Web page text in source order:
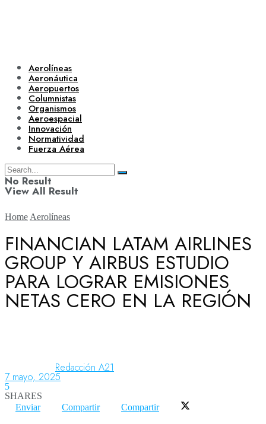
Aerolíneas
Aeronáutica
Aeropuertos
Columnistas
Organismos
Aeroespacial
Innovación
Normatividad
Fuerza Aérea
No Result
View All Result
Aerolíneas
Aeronáutica
Home Aerolíneas
FINANCIAN LATAM AIRLINES
GROUP Y AIRBUS ESTUDIO
PARA LOGRAR EMISIONES
NETAS CERO EN LA REGIÓN
Redacción A21
7 mayo, 2025
5
SHARES
Enviar
Compartir Compartir